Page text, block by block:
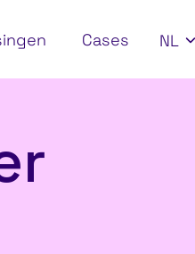
Cases NL